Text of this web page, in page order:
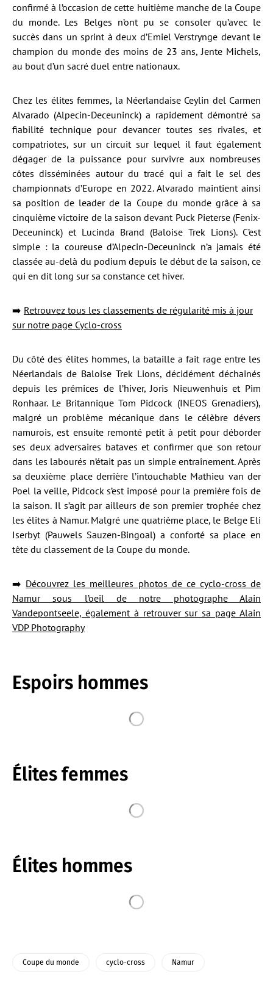
confirmé à l’occasion de cette huitième manche de la Coupe
du monde. Les Belges n’ont pu se consoler qu’avec le
succès dans un sprint à deux d’Emiel Verstrynge devant le
champion du monde des moins de 23 ans, Jente Michels,
au bout d’un sacré duel entre nationaux.
Chez les élites femmes, la Néerlandaise Ceylin del Carmen
Alvarado (Alpecin-Deceuninck) a rapidement démontré sa
fiabilité technique pour devancer toutes ses rivales, et
compatriotes, sur un circuit sur lequel il faut également
dégager de la puissance pour survivre aux nombreuses
côtes disséminées autour du tracé qui a fait le sel des
championnats d’Europe en 2022. Alvarado maintient ainsi
sa position de leader de la Coupe du monde grâce à sa
cinquième victoire de la saison devant Puck Pieterse (Fenix-
Deceuninck) et Lucinda Brand (Baloise Trek Lions). C’est
simple : la coureuse d’Alpecin-Deceuninck n’a jamais été
classée au-delà du podium depuis le début de la saison, ce
qui en dit long sur sa constance cet hiver.
➡️ Retrouvez tous les classements de régularité mis à jour
sur notre page Cyclo-cross
Du côté des élites hommes, la bataille a fait rage entre les
Néerlandais de Baloise Trek Lions, décidément déchainés
depuis les prémices de l’hiver, Joris Nieuwenhuis et Pim
Ronhaar. Le Britannique Tom Pidcock (INEOS Grenadiers),
malgré un problème mécanique dans le célèbre dévers
namurois, est ensuite remonté petit à petit pour déborder
ses deux adversaires bataves et confirmer que son retour
dans les labourés n’était pas un simple entraînement. Après
sa deuxième place derrière l’intouchable Mathieu van der
Poel la veille, Pidcock s’est imposé pour la première fois de
la saison. Il s’agit par ailleurs de son premier trophée chez
les élites à Namur. Malgré une quatrième place, le Belge Eli
Iserbyt (Pauwels Sauzen-Bingoal) a conforté sa place en
tête du classement de la Coupe du monde.
➡️ Découvrez les meilleures photos de ce cyclo-cross de
Namur sous l’oeil de notre photographe Alain
Vandepontseele, également à retrouver sur sa page Alain
VDP Photography
Espoirs hommes
Élites femmes
Élites hommes
Coupe du monde cyclo-cross Namur